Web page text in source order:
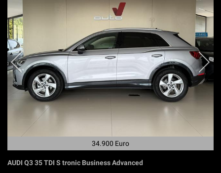
34.900 Euro
AUDI Q3 35 TDI S tronic Business Advanced